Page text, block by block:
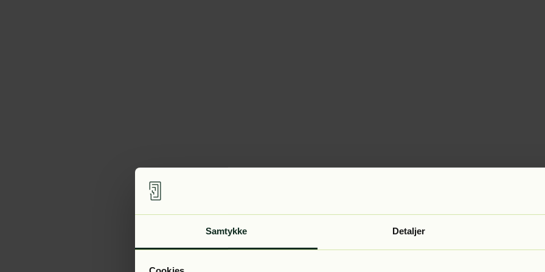
Samtykke Detaljer